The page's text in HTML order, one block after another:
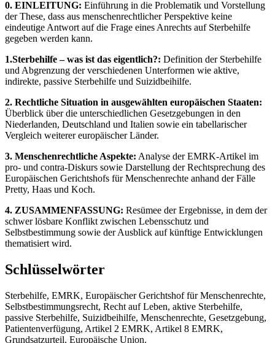
0. EINLEITUNG: Einführung in die Problematik und Vorstellung
der These, dass aus menschenrechtlicher Perspektive keine
eindeutige Antwort auf die Frage eines Anrechts auf Sterbehilfe
gegeben werden kann.
1.Sterbehilfe – was ist das eigentlich?: Definition der Sterbehilfe
und Abgrenzung der verschiedenen Unterformen wie aktive,
indirekte, passive Sterbehilfe und Suizidbeihilfe.
2. Rechtliche Situation in ausgewählten europäischen Staaten:
Überblick über die unterschiedlichen Gesetzgebungen in den
Niederlanden, Deutschland und Italien sowie ein tabellarischer
Vergleich weiterer europäischer Länder.
3. Menschenrechtliche Aspekte: Analyse der EMRK-Artikel im
pro- und contra-Diskurs sowie Darstellung der Rechtsprechung des
Europäischen Gerichtshofs für Menschenrechte anhand der Fälle
Pretty, Haas und Koch.
4. ZUSAMMENFASSUNG: Resümee der Ergebnisse, in dem der
schwer lösbare Konflikt zwischen Lebensschutz und
Selbstbestimmung sowie der Ausblick auf künftige Entwicklungen
thematisiert wird.
Schlüsselwörter
Sterbehilfe, EMRK, Europäischer Gerichtshof für Menschenrechte,
Selbstbestimmungsrecht, Recht auf Leben, aktive Sterbehilfe,
passive Sterbehilfe, Suizidbeihilfe, Menschenrechte, Gesetzgebung,
Patientenverfügung, Artikel 2 EMRK, Artikel 8 EMRK,
Grundsatzurteil, Europäische Union.